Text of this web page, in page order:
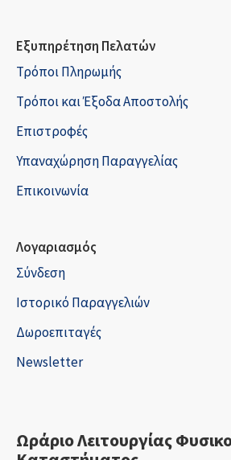
Εξυπηρέτηση Πελατών
Τρόποι Πληρωμής
Τρόποι και Έξοδα Αποστολής
Επιστροφές
Υπαναχώρηση Παραγγελίας
Επικοινωνία
Λογαριασμός
Σύνδεση
Ιστορικό Παραγγελιών
Δωροεπιταγές
Newsletter
Ωράριο Λειτουργίας